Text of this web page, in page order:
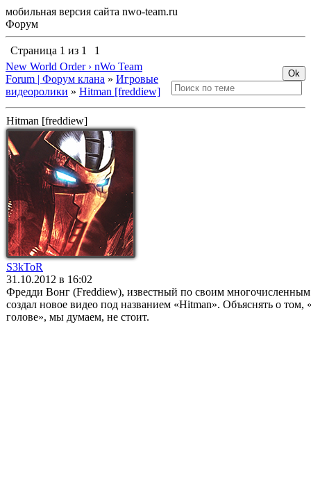
мобильная версия сайта nwo-team.ru
Форум
Страница 1 из 1
1
New World Order › nWo Team
Forum | Форум клана » Игровые
видеоролики » Hitman [freddiew]
Hitman [freddiew]
S3kToR
31.10.2012 в 16:02
Фредди Вонг (Freddiew), известный по своим
создал новое видео под названием «Hitman». Объяснять о
голове», мы думаем, не стоит.